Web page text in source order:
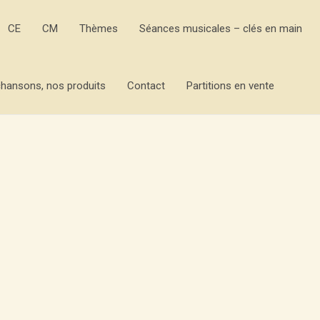
CE CM Thèmes Séances musicales – clés en main
nos produits Contact Partitions en vente